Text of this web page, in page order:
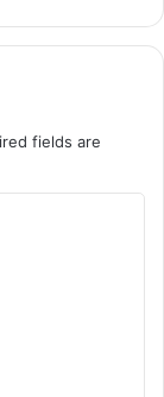
छत्तीसगढ़
fields are